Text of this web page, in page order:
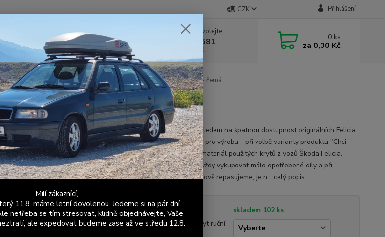
CZK Přihlášení
Hledat
Nevíte si rady? Zavolejte.
+420 603 411 581
Po - Pá 9:00 - 17:00
0 ks
za 0,00 Kč
Škoda Felicia Ruční brzdy Krytka ruční brzdy - kůže - černá
- kůže - černá
Upozornění 1: S ohledem na špatnou dostupnost originálních Felicia
krytů ruční brzdy je pro výrobu - při volbě varianty produktu "Chci
zakoupit" - použit materiál použitých krytů z vozů Škoda Felicia.
Ačkoli se snažíme vždy vykupovat málo opotřebené díly a při
čalounění je vzhledově repasujeme, je n... celý popis
Dostupnost
skladem 102 ks
Zašlu vlastní kryt ruční
Milí zákaznící,
11.8. máme letní dovolenou. Jedeme si na pár dní
netřeba se tím stresovat, klidně objednávejte, Vaše
ale expedovat budeme zase až ve středu 12.8.